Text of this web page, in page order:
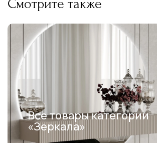
Смотрите также
Все товары категории
«Зеркала»